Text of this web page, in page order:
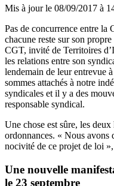
Mis à jour le 08/09/2017 à
Pas de concurrence entre la
chacune reste sur son
CGT, invité de Territoires
les relations entre son
lendemain de leur entrevue
sommes attachés à notre
syndicales et il y a des
responsable syndical.
Une chose est sûre, les
ordonnances. « Nous avons
nocivité de ce projet de loi
Une nouvelle
le 23 septembre